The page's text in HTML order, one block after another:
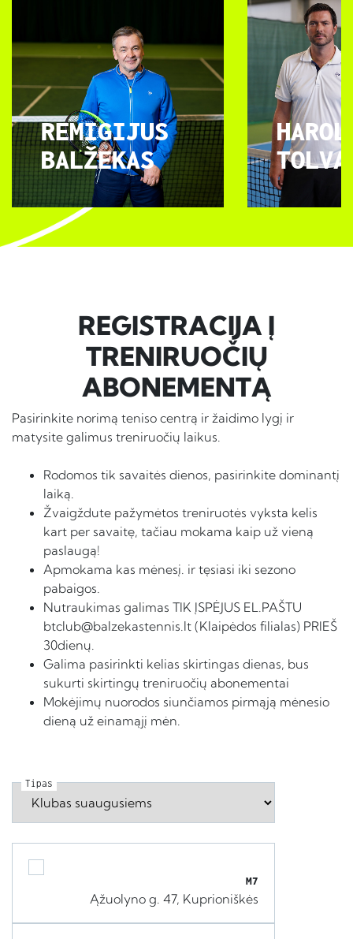
REMIGIJUS
BALŽEKAS
REGISTRACIJA Į
TRENIRUOČIŲ
ABONEMENTĄ
Pasirinkite norimą teniso centrą ir žaidimo lygį ir
matysite galimus treniruočių laikus.
Rodomos tik savaitės dienos, pasirinkite dominantį
laiką.
Žvaigždute pažymėtos treniruotės vyksta kelis
kart per savaitę, tačiau mokama kaip už vieną
paslaugą!
Apmokama kas mėnesį. ir tęsiasi iki sezono
pabaigos.
Nutraukimas galimas TIK ĮSPĖJUS EL.PAŠTU
btclub@balzekastennis.lt (Klaipėdos filialas) PRIEŠ
30dienų.
Galima pasirinkti kelias skirtingas dienas, bus
sukurti skirtingų treniruočių abonementai
Mokėjimų nuorodos siunčiamos pirmąją mėnesio
dieną už einamąjį mėn.
Tipas
M7
Ąžuolyno g. 47, Kuprioniškės